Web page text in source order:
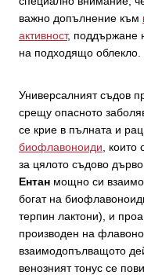
важно допълнение към
активност, поддържане
на подходящо облекло.
Универсалният съдов
срещу опасното
се крие в пълната и
биофлавоноиди ,
за цялото съдово
Ентан мощно си
богат на
терпин лактони), и
производен на
взаимодопълващото
венозният тонус се